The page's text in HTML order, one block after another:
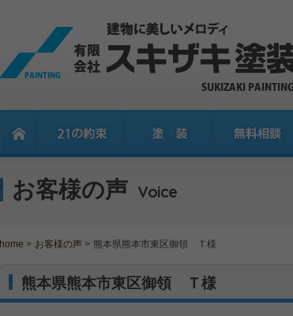
お客様の声 Voice
home > お客様の声 > 熊本県熊本市東区御領 Ｔ様
熊本県熊本市東区御領 Ｔ様